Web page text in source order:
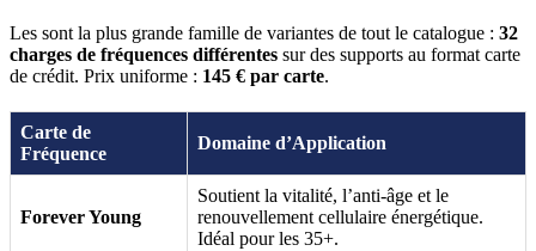
Les sont la plus grande famille de variantes de tout le catalogue : 32
charges de fréquences différentes sur des supports au format carte
de crédit. Prix uniforme : 145 € par carte.
Carte de
Fréquence
Domaine d’Application
Forever Young
Soutient la vitalité, l’anti-âge et le
renouvellement cellulaire énergétique.
Idéal pour les 35+.